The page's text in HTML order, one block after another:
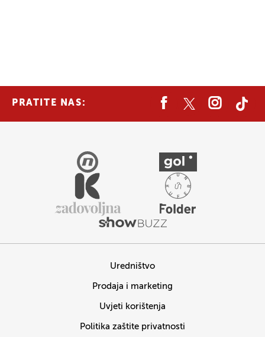
PRATITE NAS:
Uredništvo
Prodaja i marketing
Uvjeti korištenja
Politika zaštite privatnosti